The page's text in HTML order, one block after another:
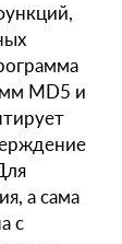
MD5 и
а сама
с